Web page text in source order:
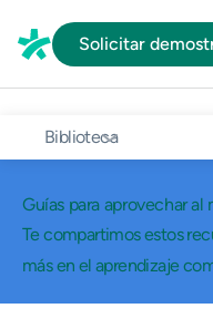
Solicitar
En HubSpot tenemos
Biblioteca
Guías para aprovechar
Te compartimos estos
más en el aprendizaje